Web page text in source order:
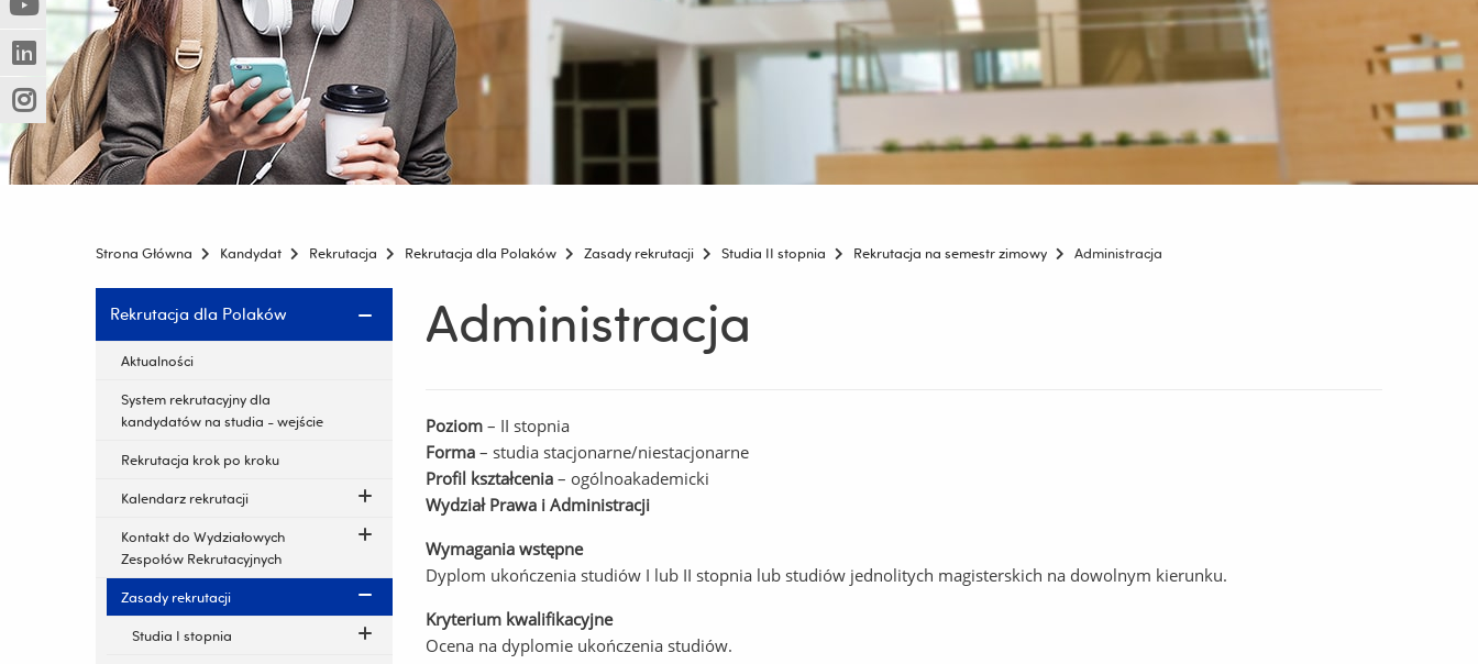
innej
strony)
(Nowe
okno)
(Link
do
innej
strony)
(Nowe
okno)
(Link
do
innej
strony)
(Nowe
okno)
(Link
do
innej
strony)
Strona Główna Kandydat Rekrutacja Rekrutacja dla Polaków Zasady rekrutacji Studia II stopnia Rekrutacja na semestr zimowy Administracja
Pomiń
nawigację
do
treści
Rekrutacja dla Polaków
Aktualności
System rekrutacyjny dla
kandydatów na studia - wejście
Rekrutacja krok po kroku
Kalendarz rekrutacji
Kontakt do Wydziałowych
Zespołów Rekrutacyjnych
Zasady rekrutacji
Studia I stopnia
Administracja
Poziom – II stopnia
Forma – studia stacjonarne/niestacjonarne
Profil kształcenia – ogólnoakademicki
Wydział Prawa i Administracji
Wymagania wstępne
Dyplom ukończenia studiów I lub II stopnia lub studiów jednolitych magisterskich na dowolnym kierunku.
Kryterium kwalifikacyjne
Ocena na dyplomie ukończenia studiów.